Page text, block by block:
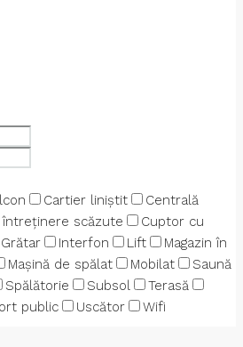
Cartier liniștit
Centrală
scăzute
Cuptor cu
Grătar Interfon Lift
Magazin în
Mașină de spălat Mobilat
Saună
Spălătorie Subsol
Terasă
public Uscător Wifi